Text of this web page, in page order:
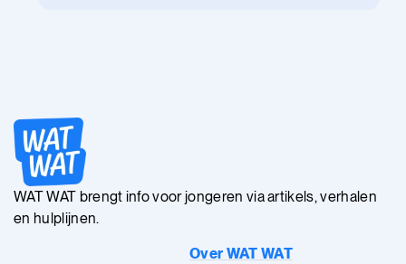
WAT WAT brengt info voor jongeren via artikels, verhalen
en hulplijnen.
Over WAT WAT